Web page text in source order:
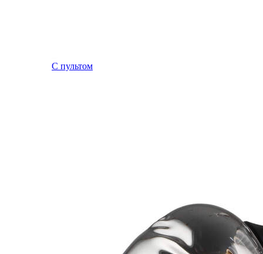
С пультом